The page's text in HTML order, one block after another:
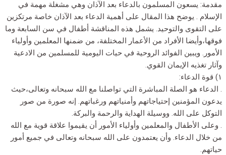
مقدمة: يسعون المسلمون بالدعاء بعد الآذان وهي مشغلة مهمة في
الإسلام . يوضح هذا المقال على أهمية الدعاء بعد الآذان خاصة مرتكزين
على التقوى والتوحيد. يشمل هذه المناقشة أطفال في سن السابعة وما
فوقها،وأيضا الأفراد من الأعمار المختلفة، من ضمنها المعلمين وأولياء
الأمور. ويبين الفوائد الروحية في حيات اليومية للمسلمين من الادعية
وآثار تغذيه الإيمان القوي.
١) قوة الدعاء:
. الدعاء هو الصلة المباشرة التي تواصلنا مع الله سبحانه وتعالى،حيث
يدعون المؤمنين إحتياجاتهم وأمنياتهم ورغباتهم. إنه صورة من صور
التوكل على الله. ووسيلة الهداية والرحمة والبركة.
. وعلى الأطفال والمعلمين وأولياء الأمور أن يقيموا علاقة قوية مع الله
من خلال الدعاء. وأن يعتمدون على الله سبحانه وتعالى في جميع أمور
حياتهم.